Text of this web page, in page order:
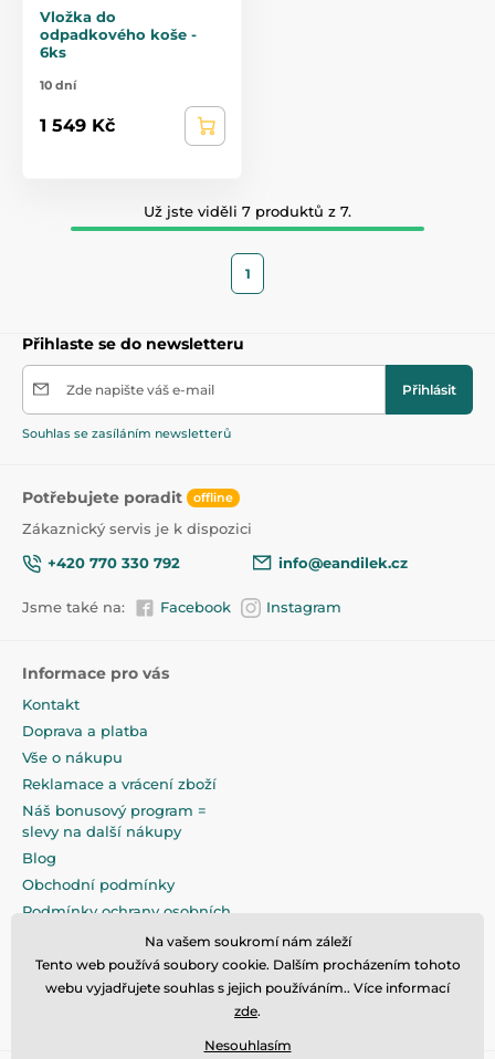
Vložka do
odpadkového koše -
6ks
10 dní
1 549 Kč
Už jste viděli 7 produktů z 7.
1
Přihlaste se do newsletteru
Zde napište váš e-mail Přihlásit
Souhlas se zasíláním newsletterů
Potřebujete poradit offline
Zákaznický servis je k dispozici
+420 770 330 792
info@eandilek.cz
Jsme také na: Facebook Instagram
Informace pro vás
Kontakt
Doprava a platba
Vše o nákupu
Reklamace a vrácení zboží
Náš bonusový program =
slevy na další nákupy
Blog
Obchodní podmínky
Podmínky ochrany osobních
Na pečlivé zabalení klademe
maximální důraz
Na vašem soukromí nám záleží
Tento web používá soubory cookie. Dalším procházením tohoto
webu vyjadřujete souhlas s jejich používáním.. Více informací
zde.
Nesouhlasím